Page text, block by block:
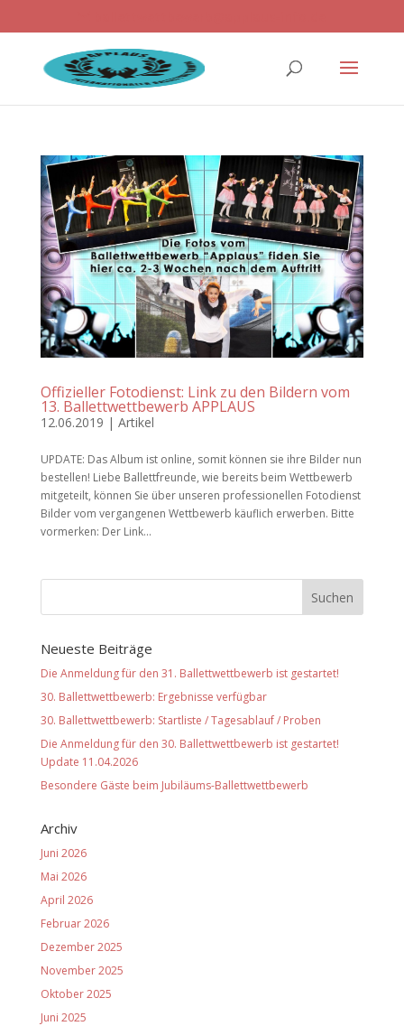
Offizieller Fotodienst: Link zu den Bildern vom
13. Ballettwettbewerb APPLAUS
12.06.2019 | Artikel
UPDATE: Das Album ist online, somit können sie ihre Bilder nun
bestellen! Liebe Ballettfreunde, wie bereits beim Wettbewerb
mitgeteilt, können Sie über unseren professionellen Fotodienst
Bilder vom vergangenen Wettbewerb käuflich erwerben. Bitte
vormerken: Der Link...
Neueste Beiträge
Die Anmeldung für den 31. Ballettwettbewerb ist gestartet!
30. Ballettwettbewerb: Ergebnisse verfügbar
30. Ballettwettbewerb: Startliste / Tagesablauf / Proben
Die Anmeldung für den 30. Ballettwettbewerb ist gestartet!
Update 11.04.2026
Besondere Gäste beim Jubiläums-Ballettwettbewerb
Archiv
Juni 2026
Mai 2026
April 2026
Februar 2026
Dezember 2025
November 2025
Oktober 2025
Juni 2025